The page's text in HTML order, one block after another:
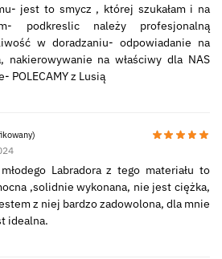
jest to smycz , której szukałam i na
podkreslic należy profesjonalną
w doradzaniu- odpowiadanie na
nakierowywanie na właściwy dla NAS
POLECAMY z Lusią
Labradora z tego materiału to
,solidnie wykonana, nie jest ciężka,
z niej bardzo zadowolona, dla mnie
idealna.